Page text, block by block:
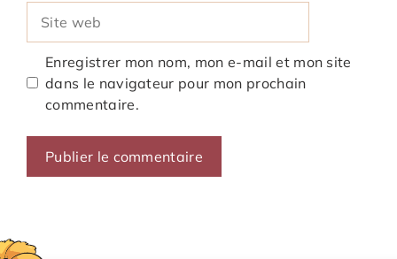
web
Enregistrer mon nom, mon e-mail et mon site
dans le navigateur pour mon prochain
commentaire.